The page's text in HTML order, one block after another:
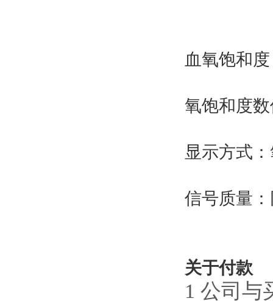
血氧饱和
氧饱和度
显示方式
信号质量
关于付款
1 公司与